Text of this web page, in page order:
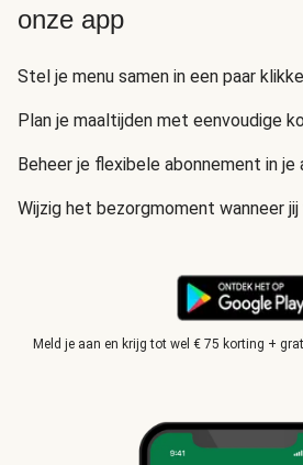
onze app
Stel je menu samen in een paar
Plan je maaltijden met eenvoudige
Beheer je flexibele abonnement in je
Wijzig het bezorgmoment wanneer
Meld je aan en krijg tot wel € 75 korting +